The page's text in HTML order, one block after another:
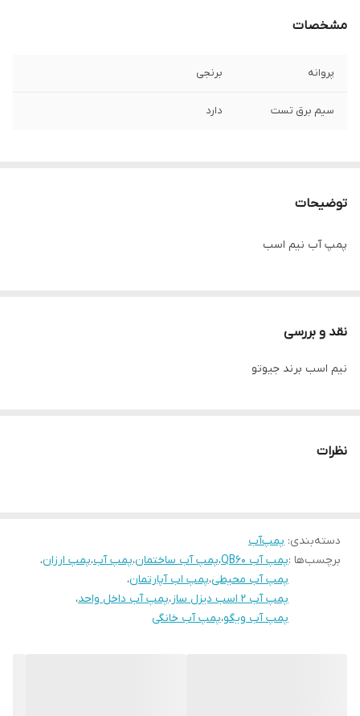
مشخصات
پروانه برنجی
سیم برق تست دارد
توضیحات
پمپ آب نیم اسب
نقد و بررسی
نیم اسب برند جیوتو
نظرات
دسته‌بندی: پمپ‌آب
برچسب‌ها :پمپ آب QB60 ،پمپ آب ساختمان،پمپ آب،پمپ ارزان،
پمپ آب محیطی،پمپ اب آپارتمان،
پمپ آب ۲ اسب دیزل ساز
،پمپ آب داخل واحد،
پمپ آب ویگو،پمپ آب خانگی